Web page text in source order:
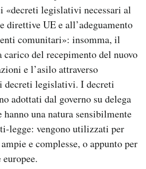
«decreti legislativi necessari al
direttive UE e all’adeguamento
comunitari»: insomma, il
carico del recepimento del nuovo
e l’asilo attraverso
decreti legislativi. I decreti
adottati dal governo su delega
hanno una natura sensibilmente
legge: vengono utilizzati per
e complesse, o appunto per